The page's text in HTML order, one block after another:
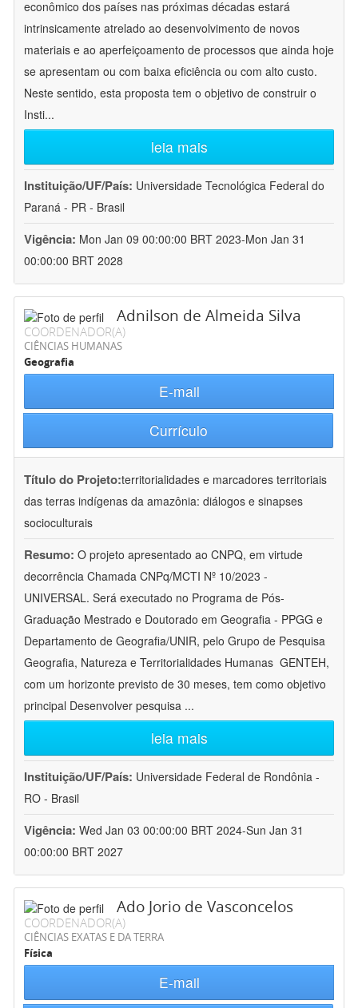
econômico dos países nas próximas décadas estará
intrinsicamente atrelado ao desenvolvimento de novos
materiais e ao aperfeiçoamento de processos que ainda hoje
se apresentam ou com baixa eficiência ou com alto custo.
Neste sentido, esta proposta tem o objetivo de construir o
Insti...
leia mais
Instituição/UF/País: Universidade Tecnológica Federal do
Paraná - PR - Brasil
Vigência: Mon Jan 09 00:00:00 BRT 2023-Mon Jan 31
00:00:00 BRT 2028
Adnilson de Almeida Silva
COORDENADOR(A)
CIÊNCIAS HUMANAS
Geografia
E-mail
Currículo
Título do Projeto:territorialidades e marcadores territoriais
das terras indígenas da amazônia: diálogos e sinapses
socioculturais
Resumo: O projeto apresentado ao CNPQ, em virtude
decorrência Chamada CNPq/MCTI Nº 10/2023 -
UNIVERSAL. Será executado no Programa de Pós-
Graduação Mestrado e Doutorado em Geografia - PPGG e
Departamento de Geografia/UNIR, pelo Grupo de Pesquisa
Geografia, Natureza e Territorialidades Humanas  GENTEH,
com um horizonte previsto de 30 meses, tem como objetivo
principal Desenvolver pesquisa ...
leia mais
Instituição/UF/País: Universidade Federal de Rondônia -
RO - Brasil
Vigência: Wed Jan 03 00:00:00 BRT 2024-Sun Jan 31
00:00:00 BRT 2027
Ado Jorio de Vasconcelos
COORDENADOR(A)
CIÊNCIAS EXATAS E DA TERRA
Física
E-mail